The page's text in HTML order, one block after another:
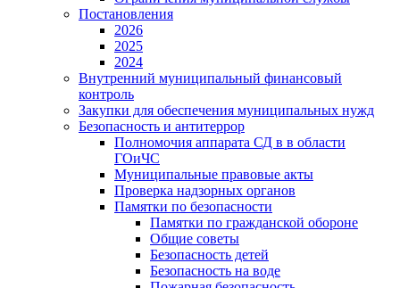
Постановления
2026
2025
2024
Внутренний муниципальный финансовый
контроль
Закупки для обеспечения муниципальных нужд
Безопасность и антитеррор
Полномочия аппарата СД в в области
ГОиЧС
Муниципальные правовые акты
Проверка надзорных органов
Памятки по безопасности
Памятки по гражданской обороне
Общие советы
Безопасность детей
Безопасность на воде